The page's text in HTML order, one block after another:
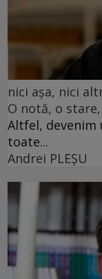
nici așa, nici
O notă, o stare,
Altfel, devenim
toate...
Andrei PLEŞU